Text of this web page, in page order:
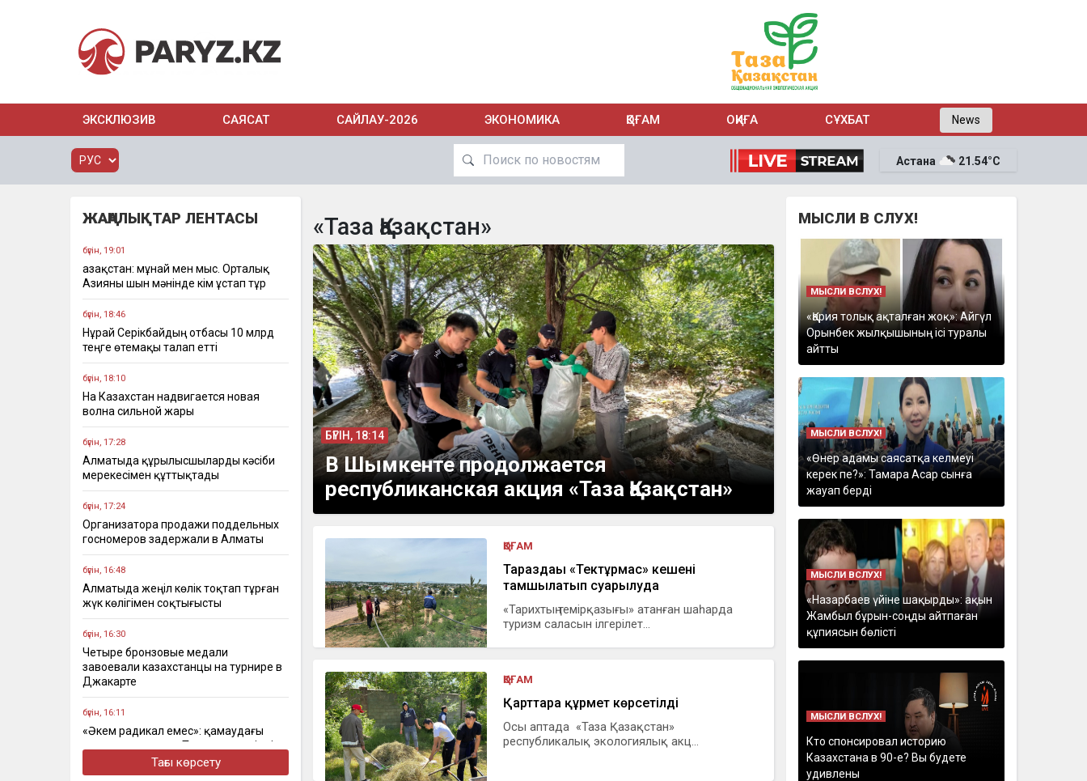
ЭКСКЛЮЗИВ САЯСАТ САЙЛАУ-2026 ЭКОНОМИКА ҚОҒАМ ОҚИҒА СҰХБАТ News
Астана 21.54°C
ЖАҢАЛЫҚТАР ЛЕНТАСЫ
бүгін, 19:01
Қазақстан: мұнай мен мыс. Орталық
Азияны шын мәнінде кім ұстап тұр
бүгін, 18:46
Нұрай Серікбайдың отбасы 10 млрд
теңге өтемақы талап етті
бүгін, 18:10
На Казахстан надвигается новая
волна сильной жары
бүгін, 17:28
Алматыда құрылысшыларды кәсіби
мерекесімен құттықтады
бүгін, 17:24
Организатора продажи поддельных
госномеров задержали в Алматы
бүгін, 16:48
Алматыда жеңіл көлік тоқтап тұрған
жүк көлігімен соқтығысты
бүгін, 16:30
Четыре бронзовые медали
завоевали казахстанцы на турнире в
Джакарте
бүгін, 16:11
«Әкем радикал емес»: қамаудағы
ақсақалдың қызы Тоқаевтан әділдік
Тағы көрсету
«Таза Қазақстан»
БҮГІН, 18:14
В Шымкенте продолжается
республиканская акция «Таза Қазақстан»
ҚОҒАМ
Тараздағы «Тектұрмас» кешені
тамшылатып суғарылуда
«Тарихтың темірқазығы» атанған шаһарда
туризм саласын ілгерілет...
ҚОҒАМ
Қарттарға құрмет көрсетілді
Осы аптада «Таза Қазақстан»
республикалық экологиялық акц...
МЫСЛИ В СЛУХ!
МЫСЛИ ВСЛУХ!
«Қария толық ақталған жоқ»: Айгүл
Орынбек жылқышының ісі туралы
айтты
МЫСЛИ ВСЛУХ!
«Өнер адамы саясатқа келмеуі
керек пе?»: Тамара Асар сынға
жауап берді
МЫСЛИ ВСЛУХ!
«Назарбаев үйіне шақырды»: ақын
Жамбыл бұрын-соңды айтпаған
құпиясын бөлісті
МЫСЛИ ВСЛУХ!
Кто спонсировал историю
Казахстана в 90-е? Вы будете
удивлены